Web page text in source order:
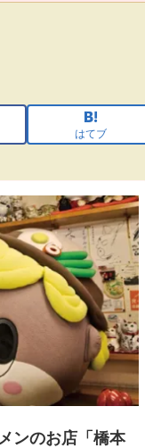
はてブ
ンのお店「橋本